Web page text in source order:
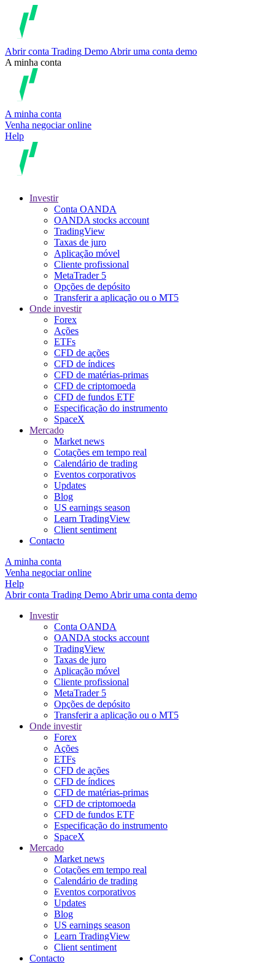
Abrir conta Trading Demo Abrir uma conta demo
A minha conta
A minha conta
Venha negociar online
Help
Investir
Conta OANDA
OANDA stocks account
TradingView
Taxas de juro
Aplicação móvel
Cliente profissional
MetaTrader 5
Opções de depósito
Transferir a aplicação ou o MT5
Onde investir
Forex
Ações
ETFs
CFD de ações
CFD de índices
CFD de matérias-primas
CFD de criptomoeda
CFD de fundos ETF
Especificação do instrumento
SpaceX
Mercado
Market news
Cotações em tempo real
Calendário de trading
Eventos corporativos
Updates
Blog
US earnings season
Learn TradingView
Client sentiment
Contacto
A minha conta
Venha negociar online
Help
Abrir conta Trading Demo Abrir uma conta demo
Investir
Conta OANDA
OANDA stocks account
TradingView
Taxas de juro
Aplicação móvel
Cliente profissional
MetaTrader 5
Opções de depósito
Transferir a aplicação ou o MT5
Onde investir
Forex
Ações
ETFs
CFD de ações
CFD de índices
CFD de matérias-primas
CFD de criptomoeda
CFD de fundos ETF
Especificação do instrumento
SpaceX
Mercado
Market news
Cotações em tempo real
Calendário de trading
Eventos corporativos
Updates
Blog
US earnings season
Learn TradingView
Client sentiment
Contacto